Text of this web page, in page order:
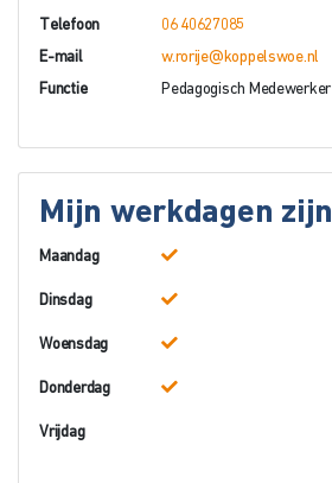
Telefoon 06 40627085
E-mail w.rorije@koppelswoe.nl
Functie Pedagogisch Medewerker
Mijn werkdagen zijn
Maandag
Dinsdag
Woensdag
Donderdag
Vrijdag